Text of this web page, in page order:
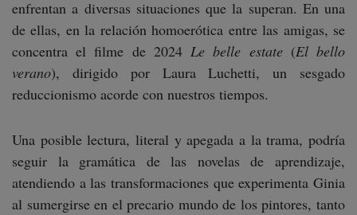
enfrentan a diversas situaciones que la superan. En una
de ellas, en la relación homoerótica entre las amigas, se
concentra el filme de 2024Le belle estate(El bello
verano), dirigido por Laura Luchetti, un sesgado
reduccionismo acorde con nuestros tiempos.
Una posible lectura, literal y apegada a la trama, podría
seguir la gramática de las novelas de aprendizaje,
atendiendo a las transformaciones que experimenta Ginia
al sumergirse en el precario mundo de los pintores, tanto